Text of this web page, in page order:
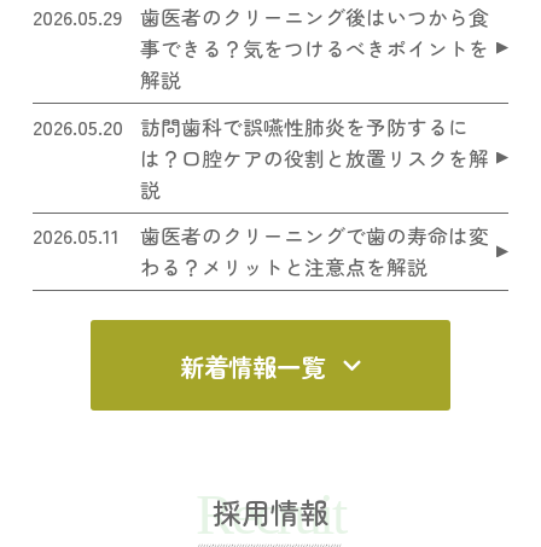
2026.05.29
歯医者のクリーニング後はいつから食
事できる？気をつけるべきポイントを
解説
2026.05.20
訪問歯科で誤嚥性肺炎を予防するに
は？口腔ケアの役割と放置リスクを解
説
2026.05.11
歯医者のクリーニングで歯の寿命は変
わる？メリットと注意点を解説
新着情報一覧
Recruit
採用情報